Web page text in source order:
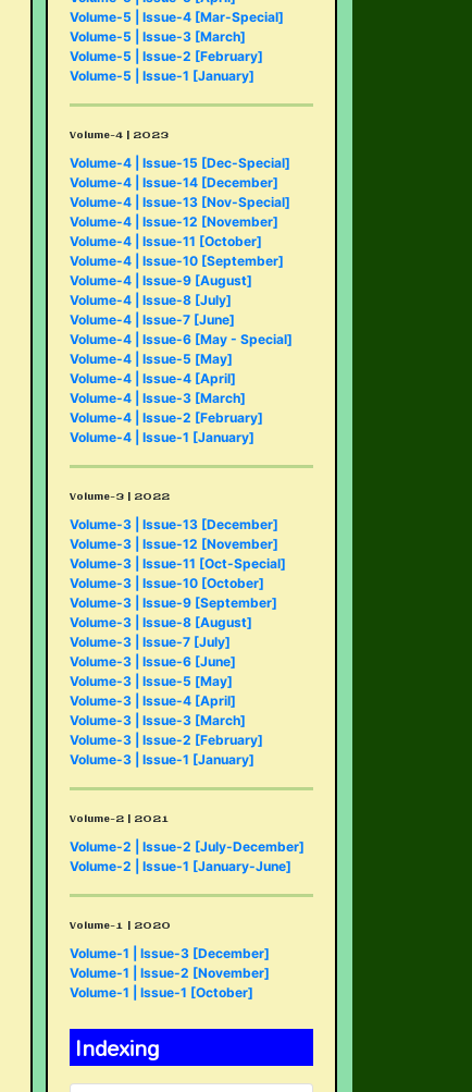
Volume-5 | Issue-4 [Mar-Special]
Volume-5 | Issue-3 [March]
Volume-5 | Issue-2 [February]
Volume-5 | Issue-1 [January]
Volume-4 | 2023
Volume-4 | Issue-15 [Dec-Special]
Volume-4 | Issue-14 [December]
Volume-4 | Issue-13 [Nov-Special]
Volume-4 | Issue-12 [November]
Volume-4 | Issue-11 [October]
Volume-4 | Issue-10 [September]
Volume-4 | Issue-9 [August]
Volume-4 | Issue-8 [July]
Volume-4 | Issue-7 [June]
Volume-4 | Issue-6 [May - Special]
Volume-4 | Issue-5 [May]
Volume-4 | Issue-4 [April]
Volume-4 | Issue-3 [March]
Volume-4 | Issue-2 [February]
Volume-4 | Issue-1 [January]
Volume-3 | 2022
Volume-3 | Issue-13 [December]
Volume-3 | Issue-12 [November]
Volume-3 | Issue-11 [Oct-Special]
Volume-3 | Issue-10 [October]
Volume-3 | Issue-9 [September]
Volume-3 | Issue-8 [August]
Volume-3 | Issue-7 [July]
Volume-3 | Issue-6 [June]
Volume-3 | Issue-5 [May]
Volume-3 | Issue-4 [April]
Volume-3 | Issue-3 [March]
Volume-3 | Issue-2 [February]
Volume-3 | Issue-1 [January]
Volume-2 | 2021
Volume-2 | Issue-2 [July-December]
Volume-2 | Issue-1 [January-June]
Volume-1 | 2020
Volume-1 | Issue-3 [December]
Volume-1 | Issue-2 [November]
Volume-1 | Issue-1 [October]
Indexing